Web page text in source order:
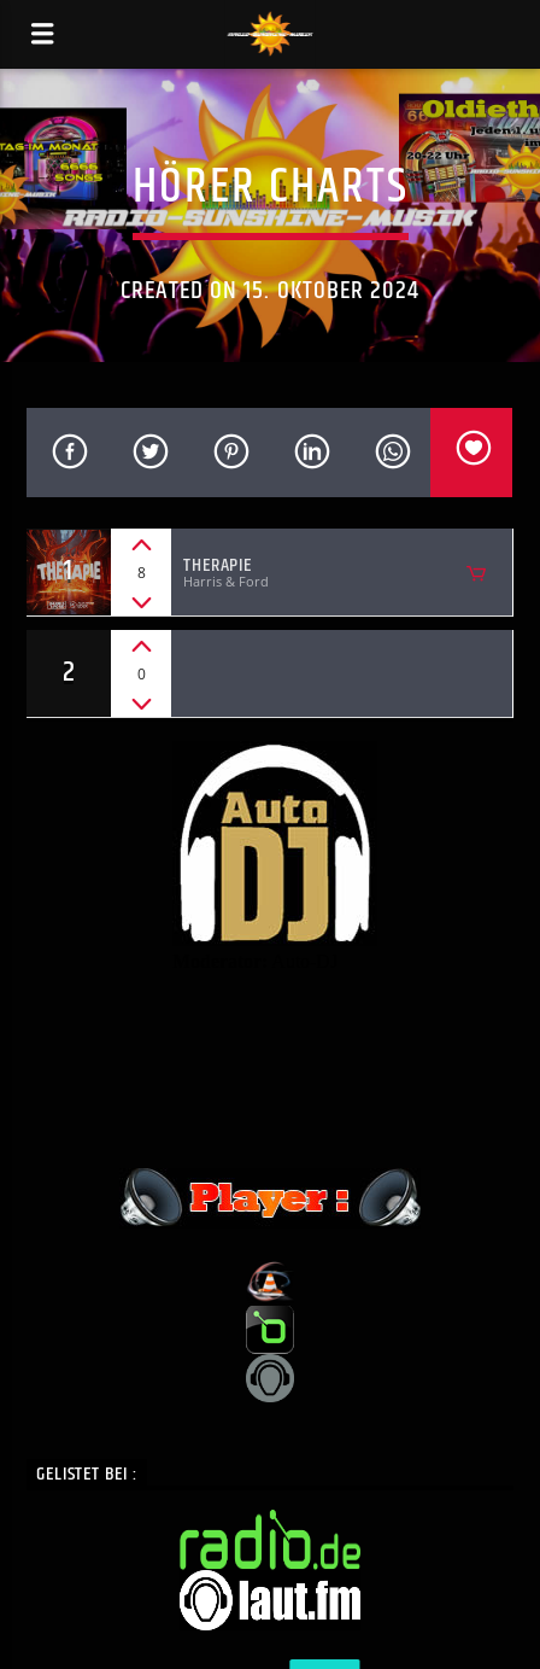
HÖRER CHARTS
CREATED ON 15. OKTOBER 2024
1 8 THERAPIE
Harris & Ford
2 0
GELISTET BEI :